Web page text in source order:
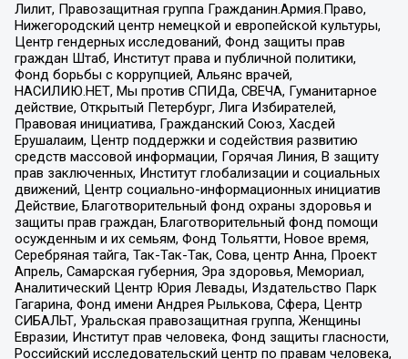
Лилит, Правозащитная группа Гражданин.Армия.Право,
Нижегородский центр немецкой и европейской культуры,
Центр гендерных исследований, Фонд защиты прав
граждан Штаб, Институт права и публичной политики,
Фонд борьбы с коррупцией, Альянс врачей,
НАСИЛИЮ.НЕТ, Мы против СПИДа, СВЕЧА, Гуманитарное
действие, Открытый Петербург, Лига Избирателей,
Правовая инициатива, Гражданский Союз, Хасдей
Ерушалаим, Центр поддержки и содействия развитию
средств массовой информации, Горячая Линия, В защиту
прав заключенных, Институт глобализации и социальных
движений, Центр социально-информационных инициатив
Действие, Благотворительный фонд охраны здоровья и
защиты прав граждан, Благотворительный фонд помощи
осужденным и их семьям, Фонд Тольятти, Новое время,
Серебряная тайга, Так-Так-Так, Сова, центр Анна, Проект
Апрель, Самарская губерния, Эра здоровья, Мемориал,
Аналитический Центр Юрия Левады, Издательство Парк
Гагарина, Фонд имени Андрея Рылькова, Сфера, Центр
СИБАЛЬТ, Уральская правозащитная группа, Женщины
Евразии, Институт прав человека, Фонд защиты гласности,
Российский исследовательский центр по правам человека,